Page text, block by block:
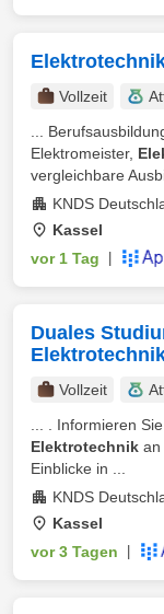
Vollzeit
...
Elektromeister,
vergleichbare
KNDS
Kassel
vor 1 Tag
Duales
Vollzeit
... . Informieren
Elektrotechnik an
Einblicke in ...
KNDS
Kassel
vor 3 Tagen